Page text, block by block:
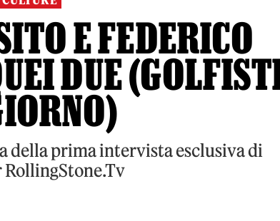
E FEDERICO
DUE
della prima intervista esclusiva di
RollingStone.Tv